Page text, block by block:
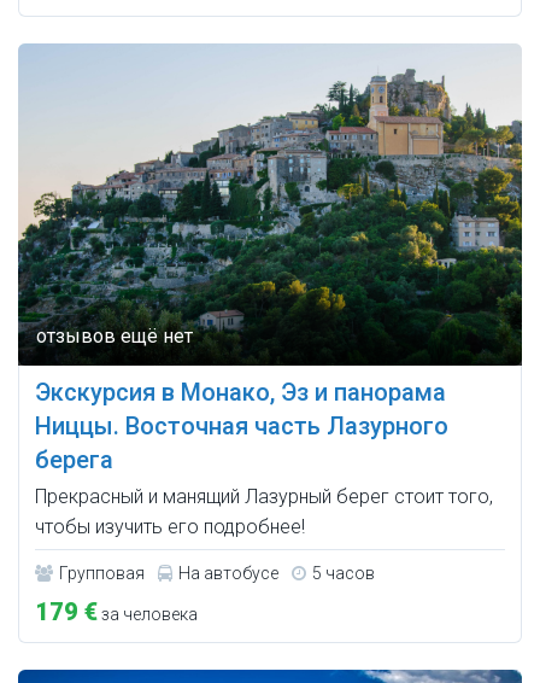
Экскурсия в Монако, Эз и панорама
Ниццы. Восточная часть Лазурного
берега
Прекрасный и манящий Лазурный берег стоит того,
чтобы изучить его подробнее!
Групповая На автобусе 5 часов
179 €за человека